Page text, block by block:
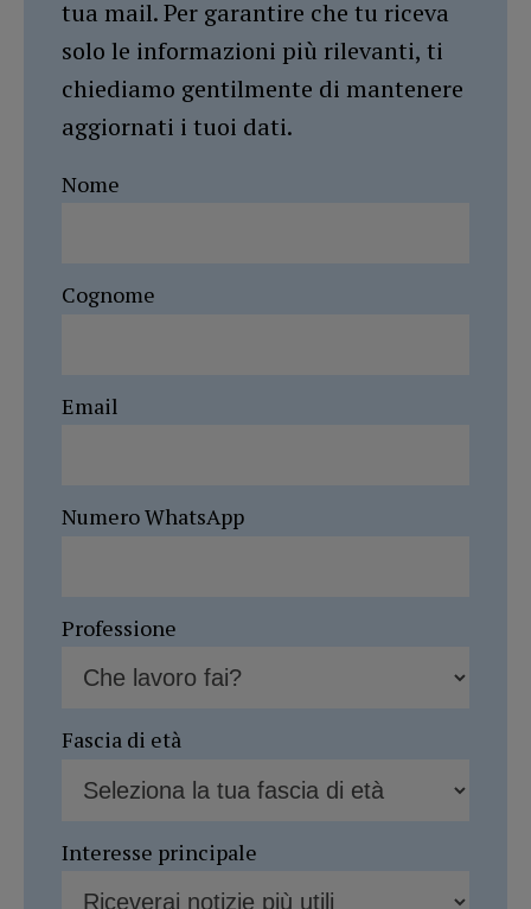
tua mail. Per garantire che tu riceva
solo le informazioni più rilevanti, ti
chiediamo gentilmente di mantenere
aggiornati i tuoi dati.
Nome
Cognome
Email
Numero WhatsApp
Professione
Fascia di età
Interesse principale